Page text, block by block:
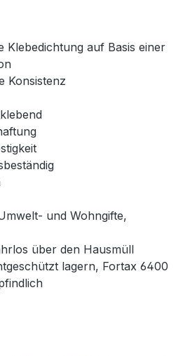
Klebedichtung auf Basis einer
Konsistenz
und Wohngifte,
über den Hausmüll
lagern, Fortax 6400